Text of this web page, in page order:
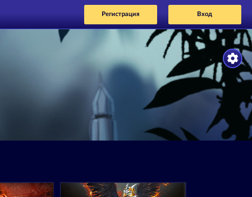
Регистрация Вход